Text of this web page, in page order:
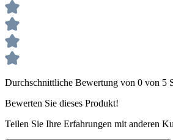
Durchschnittliche Bewertung von 0 von 5
Bewerten Sie dieses Produkt!
Teilen Sie Ihre Erfahrungen mit anderen